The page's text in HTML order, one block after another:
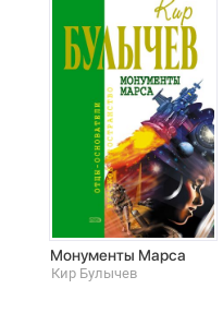
Монументы Марса
Кир Булычев